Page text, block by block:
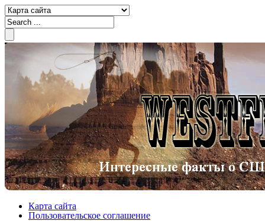
Карта сайта
Пользовательское соглашение